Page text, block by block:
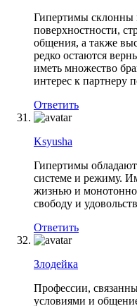
Гипертимы склонны
поверхностности,
общения, а также
редко остаются
иметь множество
интерес к партнеру
Ответить
Ksyusha
Гипертимы
системе и режиму.
жизнью и
свободу и
Ответить
Злодейка
Профессии,
условиями и